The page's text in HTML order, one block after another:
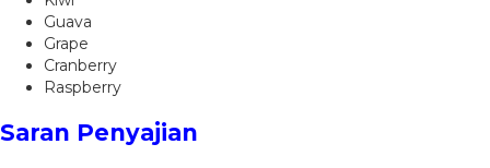
Guava
Grape
Cranberry
Raspberry
Saran Penyajian